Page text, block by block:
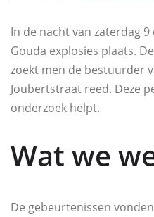
In de nacht van zaterdag
Gouda explosies plaats.
zoekt men de bestuurder
Joubertstraat reed. Deze
onderzoek helpt.
Wat we
De gebeurtenissen